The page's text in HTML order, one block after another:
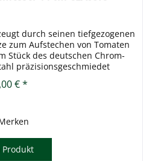
durch seinen tiefgezogenen
zum Aufstechen von Tomaten
Stück des deutschen Chrom-
präzisionsgeschmiedet
€ *
Produkt